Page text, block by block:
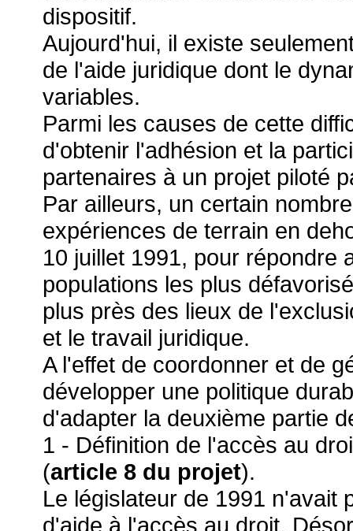
dispositif.
Aujourd'hui, il existe
de l'aide juridique dont le
variables.
Parmi les causes de cette
d'obtenir l'adhésion et la
partenaires à un projet piloté
Par ailleurs, un certain
expériences de terrain en
10 juillet 1991, pour répondre
populations les plus
plus près des lieux de
et le travail juridique.
A l'effet de coordonner et de
développer une politique
d'adapter la deuxième partie
1 - Définition de l'accès au
(article 8 du projet).
Le législateur de 1991 n'avait
d'aide à l'accès au droit.